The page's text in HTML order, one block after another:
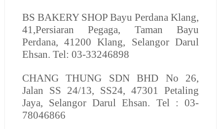
BS BAKERY SHOPBayu Perdana Klang,
41,Persiaran Pegaga, Taman Bayu
Perdana, 41200 Klang, Selangor Darul
Ehsan. Tel: 03-33246898
CHANG THUNG SDN BHD No 26,
Jalan SS 24/13, SS24, 47301 Petaling
Jaya, Selangor Darul Ehsan. Tel : 03-
78046866